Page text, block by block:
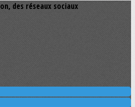
des réseaux sociaux